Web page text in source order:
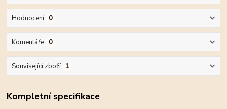
Hodnocení 0
Komentáře 0
Související zboží 1
Kompletní specifikace